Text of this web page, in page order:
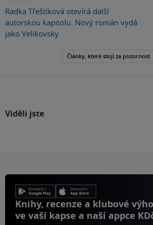
Radka Třeštíková otevírá další
autorskou kapitolu. Nový román vydá
jako Velikovsky
Články, které stojí za pozornost
Viděli jste
Knihy, recenze a klubové
ve vaší kapse a naší appce